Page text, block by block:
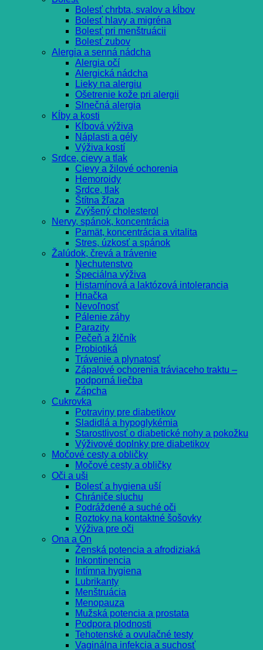
Bolesť chrbta, svalov a kĺbov
Bolesť hlavy a migréna
Bolesť pri menštruácii
Bolesť zubov
Alergia a senná nádcha
Alergia očí
Alergická nádcha
Lieky na alergiu
Ošetrenie kože pri alergii
Slnečná alergia
Kĺby a kosti
Kĺbová výživa
Náplasti a gély
Výživa kostí
Srdce, cievy a tlak
Cievy a žilové ochorenia
Hemoroidy
Srdce, tlak
Štítna žľaza
Zvýšený cholesterol
Nervy, spánok, koncentrácia
Pamät, koncentrácia a vitalita
Stres, úzkosť a spánok
Žalúdok, črevá a trávenie
Nechutenstvo
Špeciálna výživa
Histamínová a laktózová intolerancia
Hnačka
Nevoľnosť
Pálenie záhy
Parazity
Pečeň a žlčník
Probiotiká
Trávenie a plynatosť
Zápalové ochorenia tráviaceho traktu –
podporná liečba
Zápcha
Cukrovka
Potraviny pre diabetikov
Sladidlá a hypoglykémia
Starostlivosť o diabetické nohy a pokožku
Výživové doplnky pre diabetikov
Močové cesty a obličky
Močové cesty a obličky
Oči a uši
Bolesť a hygiena uší
Chrániče sluchu
Podráždené a suché oči
Roztoky na kontaktné šošovky
Výživa pre oči
Ona a On
Ženská potencia a afrodiziaká
Inkontinencia
Intímna hygiena
Lubrikanty
Menštruácia
Menopauza
Mužská potencia a prostata
Podpora plodnosti
Tehotenské a ovulačné testy
Vaginálna infekcia a suchosť